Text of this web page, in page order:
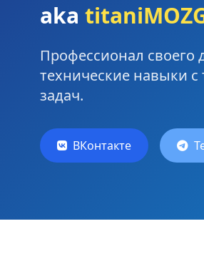
aka
Профессионал своего
технические навыки
задач.
ВКонтакте